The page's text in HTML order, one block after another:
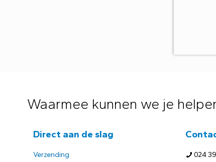
Waarmee kunnen we je
Direct aan de slag
Verzending
024